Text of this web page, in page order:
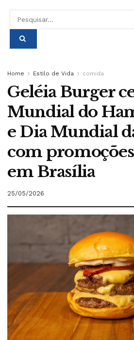
Home Estilo de Vida comida
Geléia Burger
Mundial do
e Dia Mundial
com
em Brasília
25/05/2026